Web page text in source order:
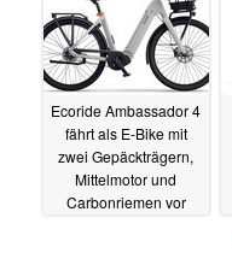
Ecoride Ambassador 4
fährt als E-Bike mit
zwei Gepäckträgern,
Mittelmotor und
Carbonriemen vor